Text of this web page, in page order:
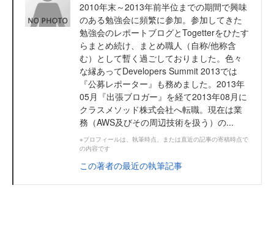
2010年末～2013年前半位までの期間で興味
のある勉強会に頻繁に参加。参加してきた
勉強会のレポートブログとTogetterをひたす
らまとめ続け、まとめ職人（自称/他称含
む）として暫く過ごしておりました。色々
な縁あってDevelopers Summit 2013では
『公募レポーター』も務めました。2013年
05月『出張ブロガー』を経て2013年08月に
クラスメソッド株式会社へ転職。現在は業
務（AWS及びその周辺技術を扱う）の...
※プロフィールは、執筆時点、または直近の記事の寄稿時点で
の内容です
この著者の最近の執筆記事